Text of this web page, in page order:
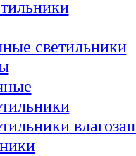
светильники